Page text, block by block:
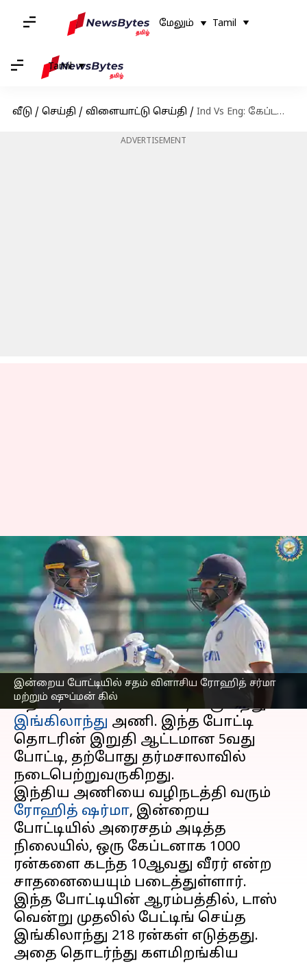
மேலும் Tamil
Tamil
வீடு / செய்தி / விளையாட்டு செய்தி / Ind Vs Eng: கேப்டனாக 1000 ரன்களை கடந்த 10ஆவது வீரர் ரோஹித் ஷர்மா!
ADVERTISEMENT
இன்றைய போட்டியில் சதம் விளாசிய ரோஹித் சர்மா
மற்றும் ஷுப்மன் கில்
Ind Vs Eng: கேப்டனாக 1000
ரன்களை கடந்த 10ஆவது
வீரர் ரோஹித் ஷர்மா!
எழுதியவர் Venkatalakshmi V 05:51 pm
செய்தி முன்னோட்டம்
இந்தியாவிற்கு எதிராகடெஸ்ட் போட்டி
தொடர்களை விளையாடி வருகிறது
இங்கிலாந்து அணி. இந்த போட்டி
தொடரின் இறுதி ஆட்டமான 5வது
போட்டி, தற்போது தர்மசாலாவில்
நடைபெற்றுவருகிறது.
இந்திய அணியை வழிநடத்தி வரும்
ரோஹித் ஷர்மா, இன்றைய
போட்டியில் அரைசதம் அடித்த
நிலையில், ஒரு கேப்டனாக 1000
ரன்களை கடந்த 10ஆவது வீரர் என்ற
சாதனையையும் படைத்துள்ளார்.
இந்த போட்டியின் ஆரம்பத்தில், டாஸ்
வென்று முதலில் பேட்டிங் செய்த
இங்கிலாந்து 218 ரன்கள் எடுத்தது.
அதை தொடர்ந்து களமிறங்கிய